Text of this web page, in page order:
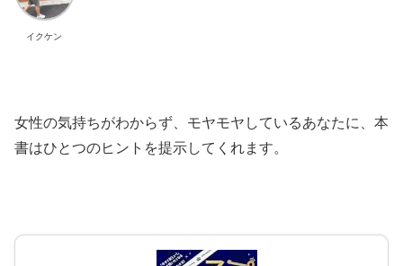
イクケン
女性の気持ちがわからず、モヤモヤしているあなたに、本
書はひとつのヒントを提示してくれます。